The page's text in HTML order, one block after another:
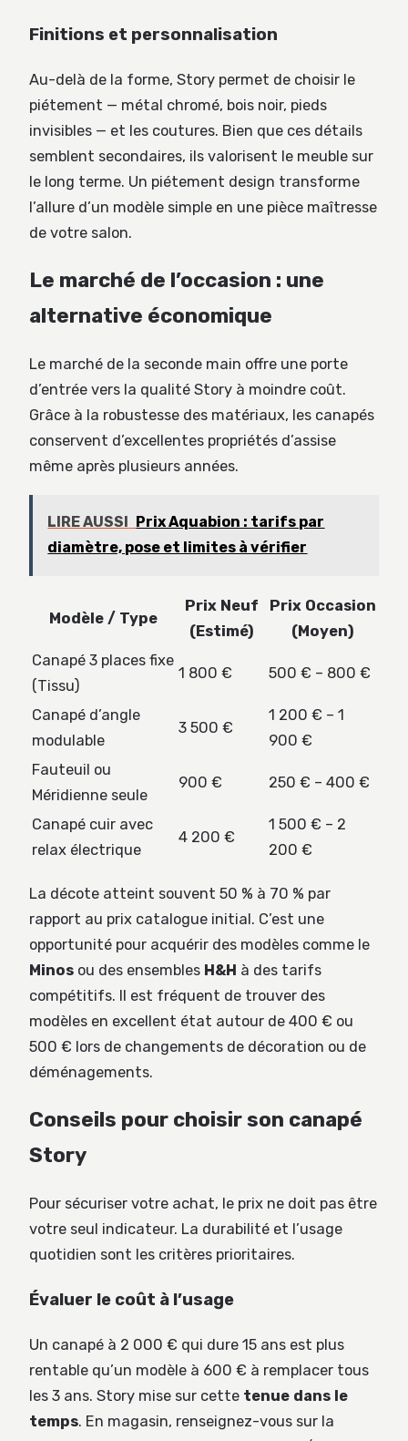
Finitions et personnalisation
Au-delà de la forme, Story permet de choisir le
piétement — métal chromé, bois noir, pieds
invisibles — et les coutures. Bien que ces détails
semblent secondaires, ils valorisent le meuble sur
le long terme. Un piétement design transforme
l’allure d’un modèle simple en une pièce maîtresse
de votre salon.
Le marché de l’occasion : une
alternative économique
Le marché de la seconde main offre une porte
d’entrée vers la qualité Story à moindre coût.
Grâce à la robustesse des matériaux, les canapés
conservent d’excellentes propriétés d’assise
même après plusieurs années.
LIRE AUSSI
Prix Aquabion : tarifs par
diamètre, pose et limites à vérifier
Modèle / Type
Prix Neuf
(Estimé)
Prix Occasion
(Moyen)
Canapé 3 places fixe
(Tissu)
1 800 € 500 € – 800 €
Canapé d’angle
modulable
3 500 €
1 200 € – 1
900 €
Fauteuil ou
Méridienne seule
900 € 250 € – 400 €
Canapé cuir avec
relax électrique
4 200 €
1 500 € – 2
200 €
La décote atteint souvent 50 % à 70 % par
rapport au prix catalogue initial. C’est une
opportunité pour acquérir des modèles comme le
Minos ou des ensembles H&H à des tarifs
compétitifs. Il est fréquent de trouver des
modèles en excellent état autour de 400 € ou
500 € lors de changements de décoration ou de
déménagements.
Conseils pour choisir son canapé
Story
Pour sécuriser votre achat, le prix ne doit pas être
votre seul indicateur. La durabilité et l’usage
quotidien sont les critères prioritaires.
Évaluer le coût à l’usage
Un canapé à 2 000 € qui dure 15 ans est plus
rentable qu’un modèle à 600 € à remplacer tous
les 3 ans. Story mise sur cette tenue dans le
temps. En magasin, renseignez-vous sur la